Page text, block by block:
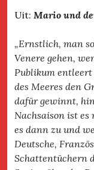
Uit: Mario und
„Ernstlich, man
Venere gehen,
Publikum
des Meeres den
dafür gewinnt,
Nachsaison ist
es dann zu und
Deutsche,
Schattentüchern